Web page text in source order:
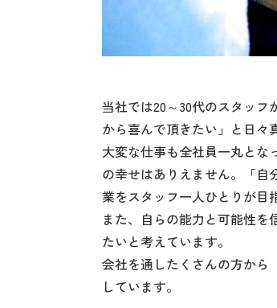
当社では20～30代のスタッ
から喜んで頂きたい」と日々
大変な仕事も全社員一丸とな
の幸せはありえません。「自
業をスタッフ一人ひとりが目
また、自らの能力と可能性
たいと考えています。
会社を通したくさんの方から
しています。